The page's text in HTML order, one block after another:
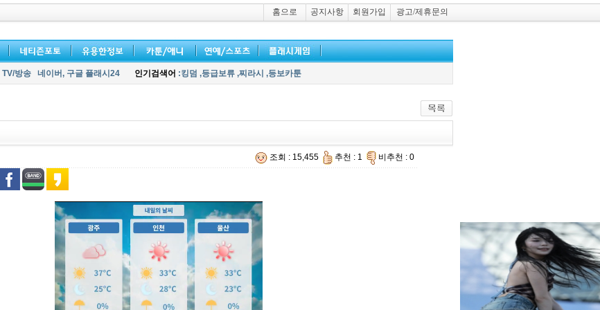
홈으로 공지사항 회원가입 광고/제휴문의
TV/방송 네이버, 구글 플래시24 인기검색어 :킹덤 ,등급보류 ,찌라시 ,등보카툰
조회 : 15,455 추천 : 1 비추천 : 0